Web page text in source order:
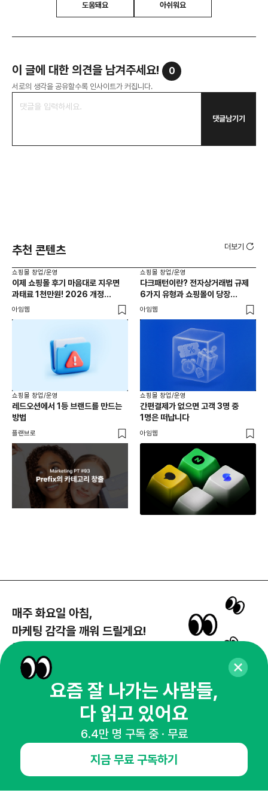
도움돼요 아쉬워요
이 글에 대한 의견을 남겨주세요! 0
서로의 생각을 공유할수록 인사이트가 커집니다.
댓글남기기
추천 콘텐츠 더보기
쇼핑몰 창업/운영
이제 쇼핑몰 후기 마음대로 지우면
과태료 1천만원! 2026 개정
전자상거래법 핵심 정리
아임웹
쇼핑몰 창업/운영
다크패턴이란? 전자상거래법 규제
6가지 유형과 쇼핑몰이 당장
체크해야 할 것
아임웹
쇼핑몰 창업/운영
레드오션에서 1등 브랜드를 만드는
방법
플랜브로
쇼핑몰 창업/운영
간편결제가 없으면 고객 3명 중
1명은 떠납니다
아임웹
매주 화요일 아침,
마케팅 감각을 깨워 드릴게요!
65,043명의 마케터를 성장시키는 뉴스레터
뉴스레터 구독하기
공지사항 제휴문의
인사이터 신청
뉴스레터
광고안내
요즘 잘 나가는 사람들,
다 읽고 있어요
6.4만 명 구독 중 · 무료
지금 무료 구독하기